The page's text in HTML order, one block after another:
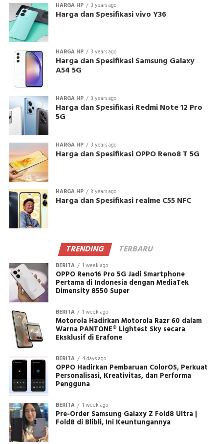
HARGA HP 3 years ago
Harga dan Spesifikasi vivo Y36
HARGA HP 3 years ago
Harga dan Spesifikasi Samsung Galaxy
A54 5G
HARGA HP 3 years ago
Harga dan Spesifikasi Redmi Note 12 Pro
5G
HARGA HP 3 years ago
Harga dan Spesifikasi OPPO Reno8 T 5G
HARGA HP 3 years ago
Harga dan Spesifikasi realme C55 NFC
TRENDING TERBARU
BERITA 1 week ago
OPPO Reno16 Pro 5G Jadi Smartphone
Pertama di Indonesia dengan MediaTek
Dimensity 8550 Super
BERITA 1 week ago
Motorola Hadirkan Motorola Razr 60 dalam
Warna PANTONE® Lightest Sky secara
Eksklusif di Erafone
BERITA 4 days ago
OPPO Hadirkan Pembaruan ColorOS, Perkuat
Personalisasi, Kreativitas, dan Performa
Pengguna
BERITA 1 week ago
Pre-Order Samsung Galaxy Z Fold8 Ultra |
Fold8 di Blibli, Ini Keuntungannya